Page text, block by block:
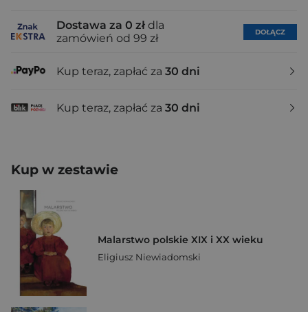
Dostawa za 0 zł dla
zamówień od 99 zł
DOŁĄCZ
Kup teraz, zapłać za 30 dni
Kup teraz, zapłać za 30 dni
Kup w zestawie
Malarstwo polskie XIX i XX wieku
Eligiusz Niewiadomski